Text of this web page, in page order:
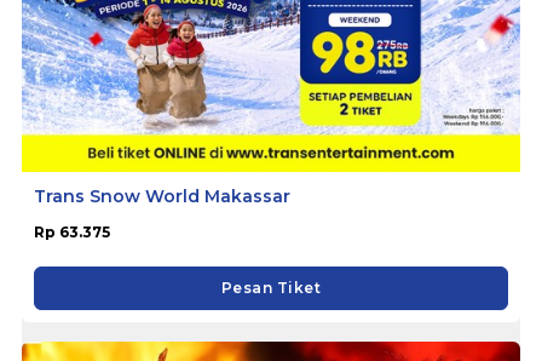
Trans Snow World Makassar
Rp 63.375
Pesan Tiket